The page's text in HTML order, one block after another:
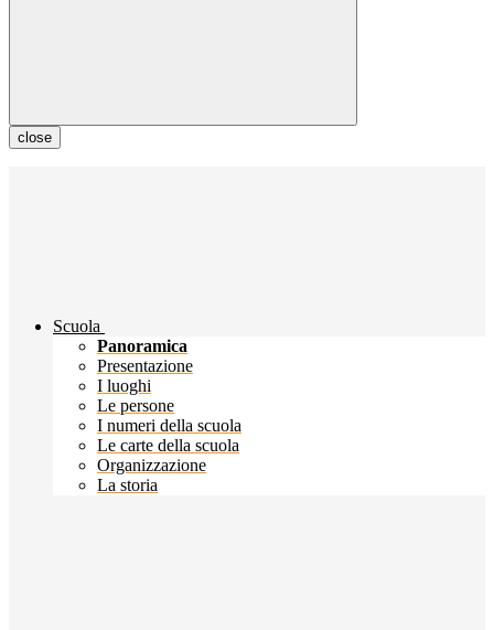
close
Scuola
Panoramica
Presentazione
I luoghi
Le persone
I numeri della scuola
Le carte della scuola
Organizzazione
La storia